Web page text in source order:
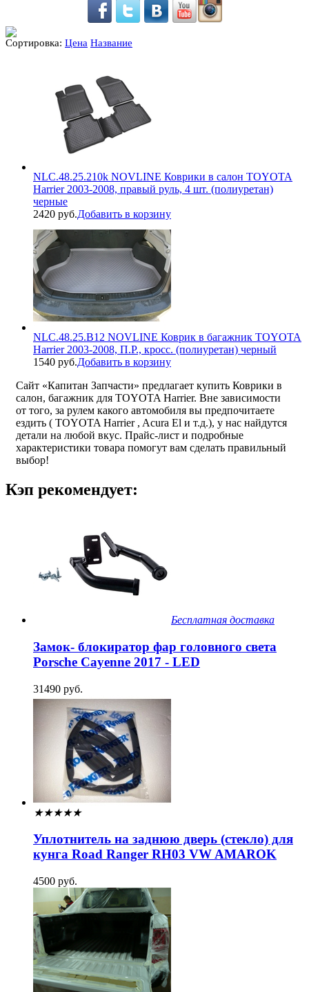
Сортировка: Цена Название
NLC.48.25.210k NOVLINE Коврики в салон TOYOTA
Harrier 2003-2008, правый руль, 4 шт. (полиуретан)
черные
2420 руб.Добавить в корзину
NLC.48.25.B12 NOVLINE Коврик в багажник TOYOTA
Harrier 2003-2008, П.Р., кросс. (полиуретан) черный
1540 руб.Добавить в корзину
Сайт «Капитан Запчасти» предлагает купить Коврики в
салон, багажник для TOYOTA Harrier. Вне зависимости
от того, за рулем какого автомобиля вы предпочитаете
ездить ( TOYOTA Harrier , Acura El и т.д.), у нас найдутся
детали на любой вкус. Прайс-лист и подробные
характеристики товара помогут вам сделать правильный
выбор!
Кэп рекомендует:
Бесплатная доставка
Замок- блокиратор фар головного света
Porsche Cayenne 2017 - LED
31490 руб.
★★★★★
Уплотнитель на заднюю дверь (стекло) для
кунга Road Ranger RH03 VW AMAROK
4500 руб.